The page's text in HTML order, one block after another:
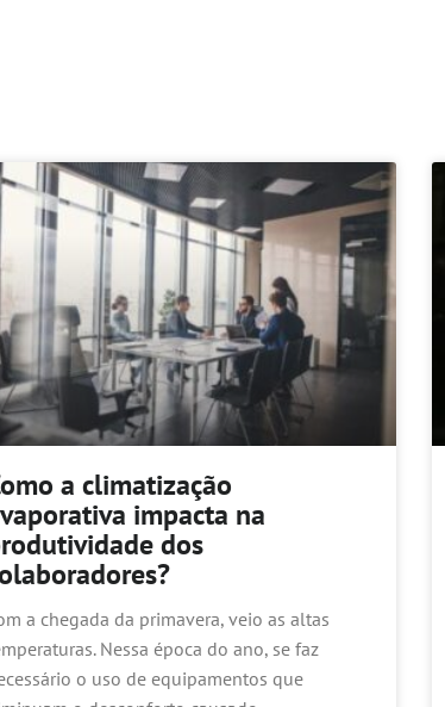
a climatização
impacta na
dos
a chegada da primavera, veio as altas
Nessa época do ano, se faz
o uso de equipamentos que